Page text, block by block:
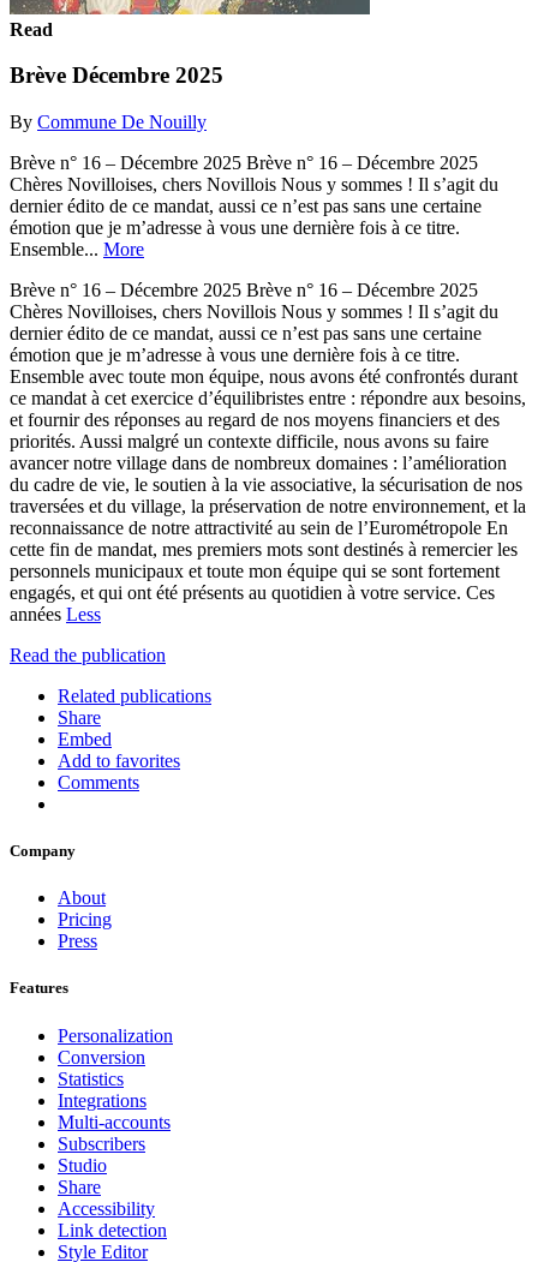
Read
Brève Décembre 2025
By Commune De Nouilly
Brève n° 16 – Décembre 2025 Brève n° 16 – Décembre 2025
Chères Novilloises, chers Novillois Nous y sommes ! Il s’agit du
dernier édito de ce mandat, aussi ce n’est pas sans une certaine
émotion que je m’adresse à vous une dernière fois à ce titre.
Ensemble... More
Brève n° 16 – Décembre 2025 Brève n° 16 – Décembre 2025
Chères Novilloises, chers Novillois Nous y sommes ! Il s’agit du
dernier édito de ce mandat, aussi ce n’est pas sans une certaine
émotion que je m’adresse à vous une dernière fois à ce titre.
Ensemble avec toute mon équipe, nous avons été confrontés durant
ce mandat à cet exercice d’équilibristes entre : répondre aux besoins,
et fournir des réponses au regard de nos moyens financiers et des
priorités. Aussi malgré un contexte difficile, nous avons su faire
avancer notre village dans de nombreux domaines : l’amélioration
du cadre de vie, le soutien à la vie associative, la sécurisation de nos
traversées et du village, la préservation de notre environnement, et la
reconnaissance de notre attractivité au sein de l’Eurométropole En
cette fin de mandat, mes premiers mots sont destinés à remercier les
personnels municipaux et toute mon équipe qui se sont fortement
engagés, et qui ont été présents au quotidien à votre service. Ces
années Less
Read the publication
Related publications
Share
Embed
Add to favorites
Comments
Company
About
Pricing
Press
Features
Personalization
Conversion
Statistics
Integrations
Multi-accounts
Subscribers
Studio
Share
Accessibility
Link detection
Style Editor